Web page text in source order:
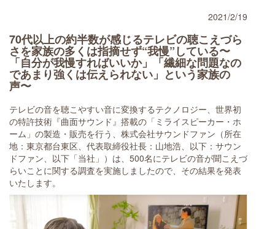
2021/2/19
70代以上の約半数が感じるテレビの聴こえづら
さを家族の多くは指摘せず“我慢”している〜
「自分が我慢すればいいか」「繊細な問題なの
であまり強くは伝えられない」という家族の
声〜
テレビの音を聴こやすい音に変換するテクノロジー、世界初
の特許技術『曲面サウンド』搭載の「ミライスピーカー・ホ
ーム」の製造・販売を行う、株式会社サウンドファン（所在
地：東京都台東区、代表取締役社長：山地浩、以下：サウン
ドファン、以下「当社」）は、500名にテレビの音が聞こえづ
らいことに関する調査を実施しましたので、その結果を発表
いたします。